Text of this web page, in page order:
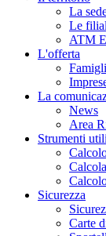
La
Le
ATM
L'offerta
La
News
Area
Strumenti utili
Sicurezza
Carte